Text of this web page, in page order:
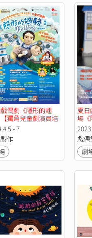
偶劇《隱形的翅
獨角兒童劇演員培
出計劃】
- 7
作
夏
場《
戲偶
劇